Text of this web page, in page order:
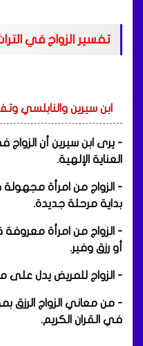
تفسير الزواج في
ابن سيرين والنابلسي
- يرى ابن سيرين أن
العناية الإلهية.
- الزواج من امرأة مجهولة
بداية مرحلة جديدة.
- الزواج من امرأة
أو رزق وفير.
- الزواج للمريض يدل
- من معاني الزواج الرزق
في القران الكريم.